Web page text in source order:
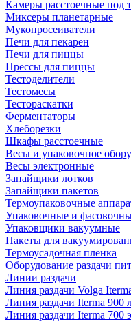
Камеры расстоечные под
Миксеры планетарные
Мукопросеиватели
Печи для пекарен
Печи для пиццы
Прессы для пиццы
Тестоделители
Тестомесы
Тестораскатки
Ферментаторы
Хлеборезки
Шкафы расстоечные
Весы и упаковочное
Весы электронные
Запайщики лотков
Запайщики пакетов
Термоупаковочные
Упаковочные и
Упаковщики вакуумные
Пакеты для
Термоусадочная пленка
Оборудование раздачи
Линии раздачи
Линия раздачи Volga
Линия раздачи Iterma 900
Линия раздачи Iterma 700